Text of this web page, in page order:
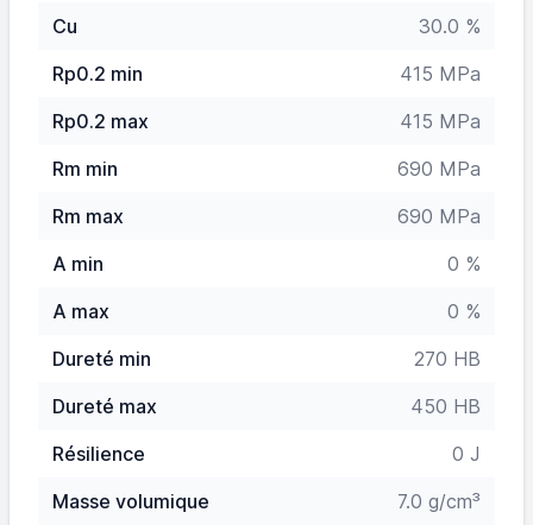
Cu
30.0 %
Rp0.2 min
415 MPa
Rp0.2 max
415 MPa
Rm min
690 MPa
Rm max
690 MPa
A min
0 %
A max
0 %
Dureté min
270 HB
Dureté max
450 HB
Résilience
0 J
Masse volumique
7.0 g/cm³